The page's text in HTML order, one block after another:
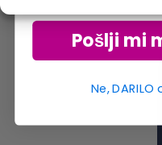
Pošlji mi
Ne,